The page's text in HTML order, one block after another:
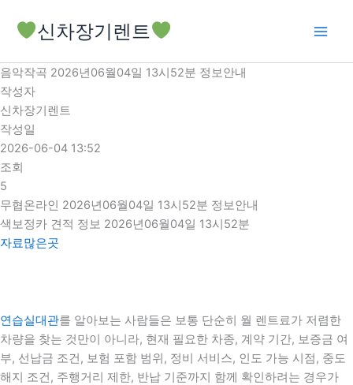
로
건
너
뛰
기
신차장기렌트
음악작곡 2026년06월04일 13시52분 정보안내
작성자
신차장기렌트
작성일
2026-06-04 13:52
조회
5
무협온라인 2026년06월04일 13시52분 정보안내
색보정카 견적 정보 2026년06월04일 13시52분
자료많은곳
연습실대관를 알아보는 사람들은 보통 단순히 월 렌트료가 저렴한
차량을 찾는 것만이 아니라, 현재 필요한 차종, 계약 기간, 보증금 여
부, 선납금 조건, 보험 포함 범위, 정비 서비스, 인도 가능 시점, 중도
해지 조건, 주행거리 제한, 반납 기준까지 함께 확인하려는 경우가